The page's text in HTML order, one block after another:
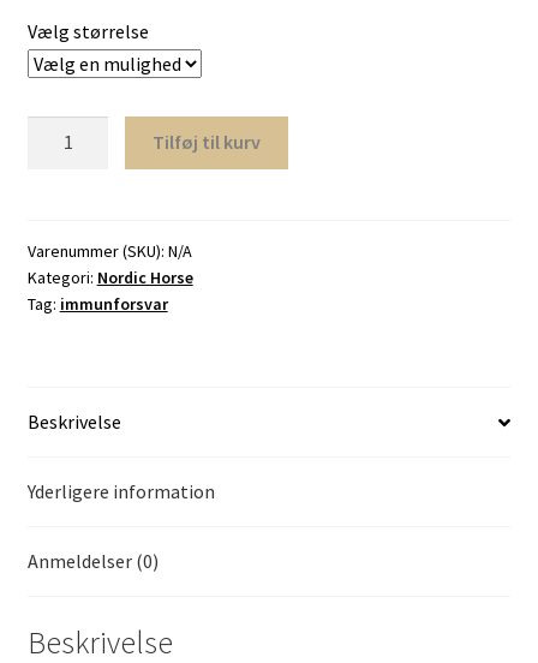
Vælg størrelse
Tilføj til kurv
Varenummer (SKU): N/A
Kategori: Nordic Horse
Tag: immunforsvar
Beskrivelse
Yderligere information
Anmeldelser (0)
Beskrivelse